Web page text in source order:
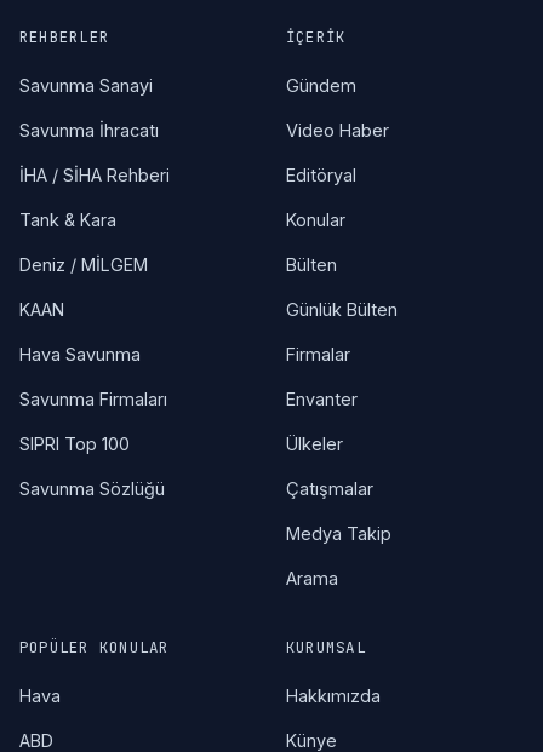
REHBERLER
Savunma Sanayi
Savunma İhracatı
İHA / SİHA Rehberi
Tank & Kara
Deniz / MİLGEM
KAAN
Hava Savunma
Savunma Firmaları
SIPRI Top 100
Savunma Sözlüğü
İÇERIK
Gündem
Video Haber
Editöryal
Konular
Bülten
Günlük Bülten
Firmalar
Envanter
Ülkeler
Çatışmalar
Medya Takip
Arama
POPÜLER KONULAR
Hava
ABD
KURUMSAL
Hakkımızda
Künye